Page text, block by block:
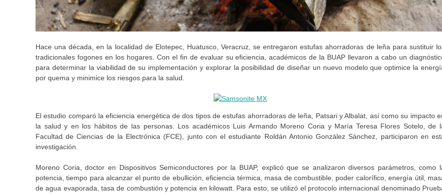
Hace una década, en la localidad de Elotepec, Huatusco, Veracruz, se entregaron estufas ahorradoras de leña para sustituir
tradicionales fogones en los hogares. Con el fin de evaluar su eficiencia, académicos de la BUAP llevaron a cabo un
para determinar la viabilidad de su implementación y explorar la posibilidad de diseñar un nuevo modelo que optimice la
por quema y minimice los riesgos para la salud.
El estudio comparó la eficiencia energética de dos tipos de estufas ahorradoras de leña, Patsari y Albalat, así como su impacto
la salud y en los hábitos de las personas. Los académicos Luis Armando Moreno Coria y María Teresa Flores Sotelo, de
Facultad de Ciencias de la Electrónica (FCE), junto con el estudiante Roldán Antonio González Sánchez, participaron en
investigación.
Moreno Coria, doctor en Dispositivos Semiconductores por la BUAP, explicó que se analizaron diversos parámetros, como
potencia, tiempo para alcanzar el punto de ebullición, eficiencia térmica, masa de combustible, poder calorífico, energía útil,
de agua evaporada, tasa de combustión y potencia en kilowatt. Para esto, se utilizó el protocolo internacional denominado